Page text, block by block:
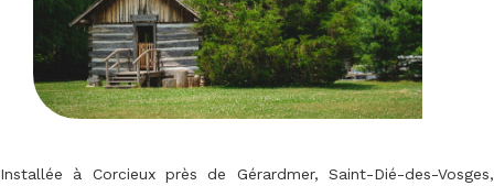
Installée à Corcieux près de Gérardmer, Saint-Dié-des-Vosges,